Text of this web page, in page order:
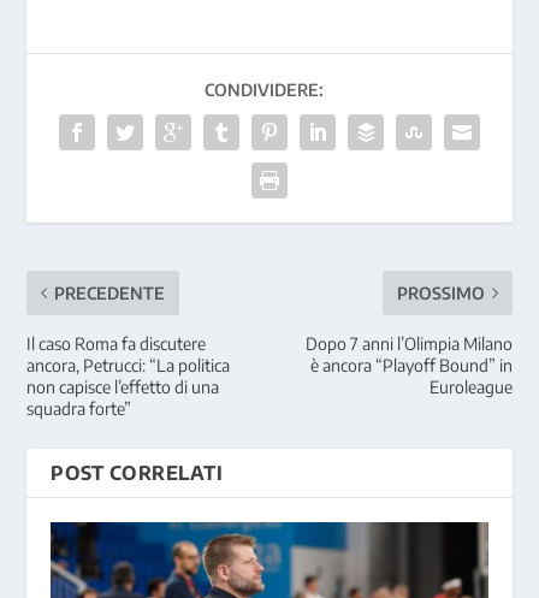
CONDIVIDERE:
PRECEDENTE
Il caso Roma fa discutere
ancora, Petrucci: “La politica
non capisce l’effetto di una
squadra forte”
PROSSIMO
Dopo 7 anni l’Olimpia Milano
è ancora “Playoff Bound” in
Euroleague
POST CORRELATI